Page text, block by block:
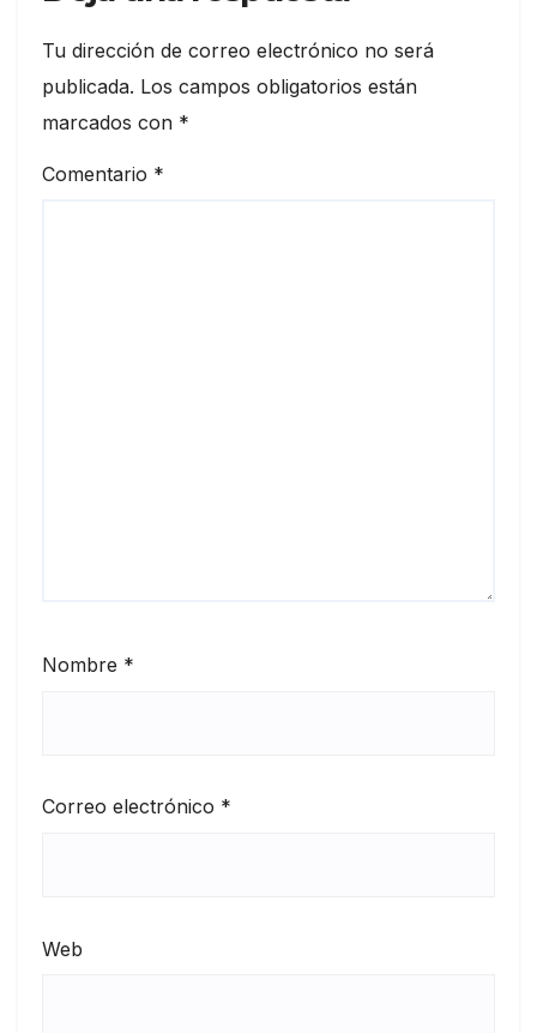
Tu dirección de correo electrónico no será
publicada. Los campos obligatorios están
marcados con *
Comentario *
Nombre *
Correo electrónico *
Web